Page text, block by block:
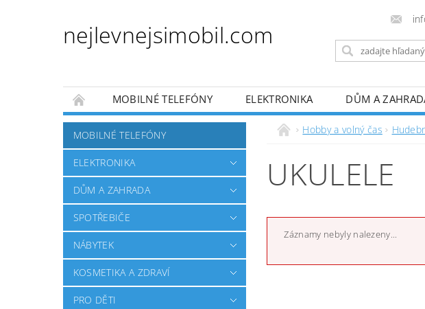
nejlevnejsimobil.com
MOBILNÉ TELEFÓNY ELEKTRONIKA DŮM A
PRO DĚTI
PRO ZVÍŘATA AUTO MOTO SPORT
OBCHODNÍ PODMÍNKY
NAPÍŠTE NÁM
MOBILNÉ TELEFÓNY
ELEKTRONIKA
DŮM A ZAHRADA
SPOTŘEBIČE
NÁBYTEK
KOSMETIKA A ZDRAVÍ
PRO DĚTI
Hobby a volný čas
UKULELE
Záznamy nebyly nalezeny...